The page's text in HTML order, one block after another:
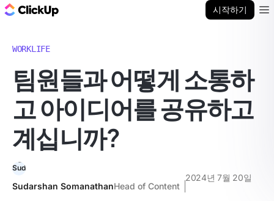
시작하기
WORKLIFE
팀원들과 어떻게 소통하
고 아이디어를 공유하고
계십니까?
Sudarshan SomanathanHead of Content
2024년 7월 20일